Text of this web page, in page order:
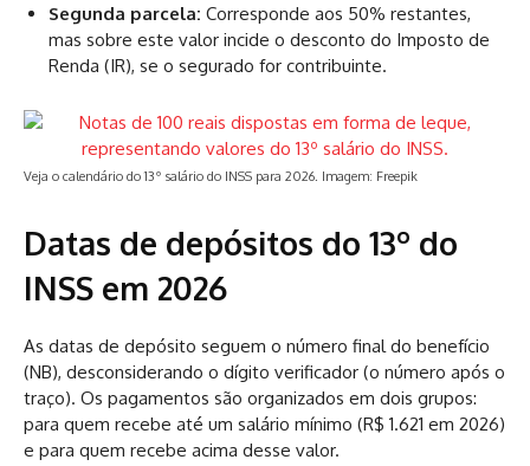
Segunda parcela: Corresponde aos 50% restantes,
mas sobre este valor incide o desconto do Imposto de
Renda (IR), se o segurado for contribuinte.
Veja o calendário do 13º salário do INSS para 2026. Imagem: Freepik
Datas de depósitos do 13º do
INSS em 2026
As datas de depósito seguem o número final do benefício
(NB), desconsiderando o dígito verificador (o número após o
traço). Os pagamentos são organizados em dois grupos:
para quem recebe até um salário mínimo (R$ 1.621 em 2026)
e para quem recebe acima desse valor.